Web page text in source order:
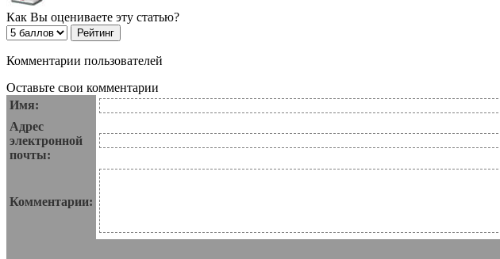
Как Вы оцениваете эту статью?
Комментарии пользователей
Оставьте свои комментарии
Имя:
Адрес
электронной
почты:
Комментарии: